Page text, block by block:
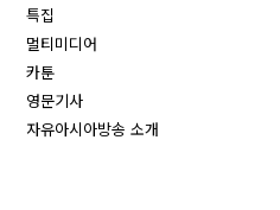
특집
멀티미디어
카툰
영문기사
자유아시아방송 소개